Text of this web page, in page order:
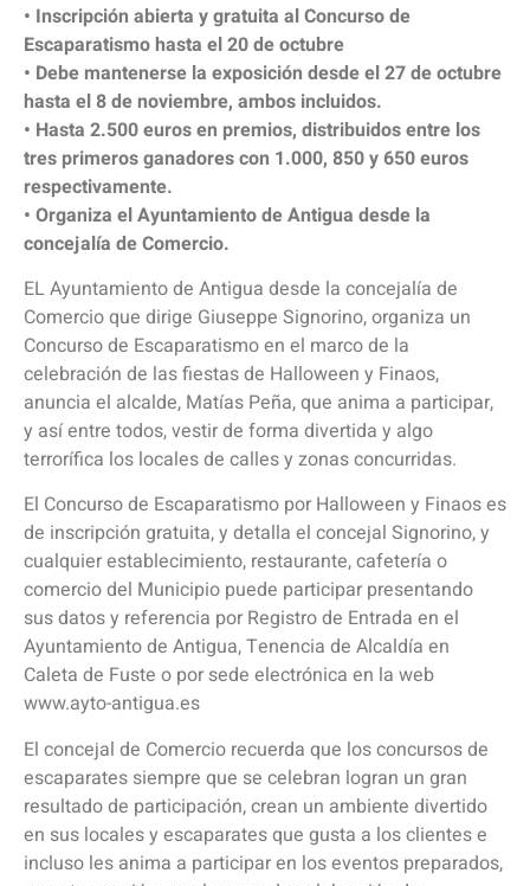
• Inscripción abierta y gratuita al Concurso de
Escaparatismo hasta el 20 de octubre
• Debe mantenerse la exposición desde el 27 de octubre
hasta el 8 de noviembre, ambos incluidos.
• Hasta 2.500 euros en premios, distribuidos entre los
tres primeros ganadores con 1.000, 850 y 650 euros
respectivamente.
• Organiza el Ayuntamiento de Antigua desde la
concejalía de Comercio.
EL Ayuntamiento de Antigua desde la concejalía de
Comercio que dirige Giuseppe Signorino, organiza un
Concurso de Escaparatismo en el marco de la
celebración de las fiestas de Halloween y Finaos,
anuncia el alcalde, Matías Peña, que anima a participar,
y así entre todos, vestir de forma divertida y algo
terrorífica los locales de calles y zonas concurridas.
El Concurso de Escaparatismo por Halloween y Finaos es
de inscripción gratuita, y detalla el concejal Signorino, y
cualquier establecimiento, restaurante, cafetería o
comercio del Municipio puede participar presentando
sus datos y referencia por Registro de Entrada en el
Ayuntamiento de Antigua, Tenencia de Alcaldía en
Caleta de Fuste o por sede electrónica en la web
www.ayto-antigua.es
El concejal de Comercio recuerda que los concursos de
escaparates siempre que se celebran logran un gran
resultado de participación, crean un ambiente divertido
en sus locales y escaparates que gusta a los clientes e
incluso les anima a participar en los eventos preparados,